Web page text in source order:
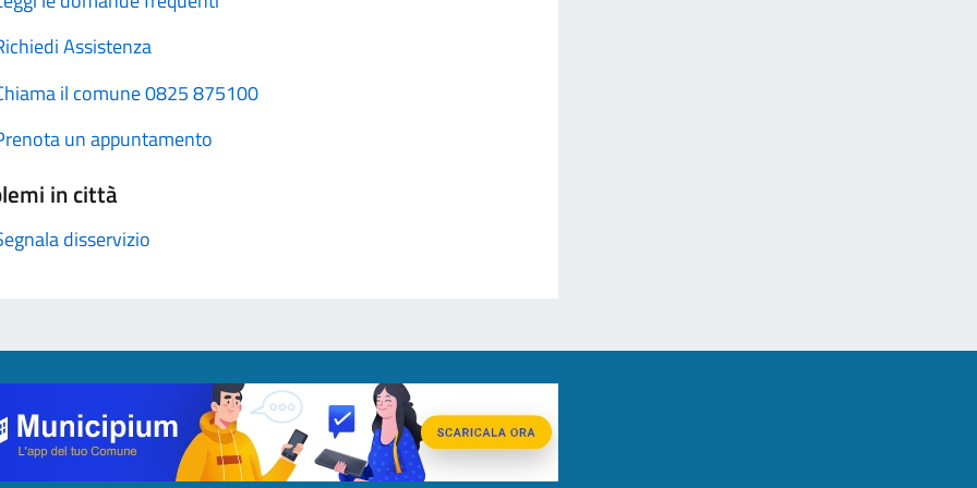
Assistenza
il comune 0825 875100
un appuntamento
in città
disservizio